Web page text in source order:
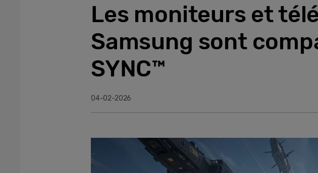
Les moniteurs et
Samsung sont
SYNC™
04-02-2026